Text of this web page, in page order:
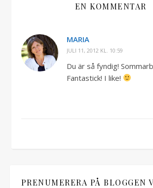
EN KOMMENTAR
MARIA
JULI 11, 2012 KL. 10:59
Du är så fyndig!
Fantastick! I like!
PRENUMERERA PÅ BLOGGEN